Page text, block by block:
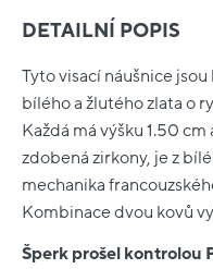
DETAILNÍ POPIS
Tyto visací náušnice
bílého a žlutého zlata o
Každá má výšku 1.50
zdobená zirkony, je z
mechanika
Kombinace dvou kovů
Šperk prošel kontrolou